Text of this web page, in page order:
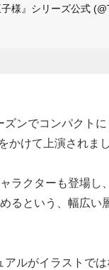
様』シリーズ公式
ンでコンパクト
かけて上演されまし
ラクターも登場し
るという、幅広い
ルがイラストで